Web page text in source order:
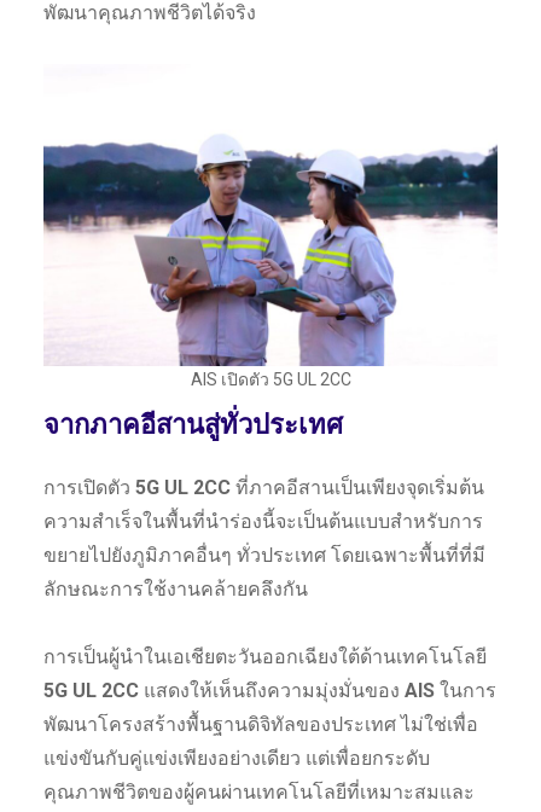
พัฒนาคุณภาพชีวิตได้จริง
AIS เปิดตัว 5G UL 2CC
จากภาคอีสานสู่ทั่วประเทศ
การเปิดตัว 5G UL 2CCที่ภาคอีสานเป็นเพียงจุดเริ่มต้น
ความสำเร็จในพื้นที่นำร่องนี้จะเป็นต้นแบบสำหรับการ
ขยายไปยังภูมิภาคอื่นๆ ทั่วประเทศ โดยเฉพาะพื้นที่ที่มี
ลักษณะการใช้งานคล้ายคลึงกัน
การเป็นผู้นำในเอเชียตะวันออกเฉียงใต้ด้านเทคโนโลยี
5G UL 2CCแสดงให้เห็นถึงความมุ่งมั่นของ AISในการ
พัฒนาโครงสร้างพื้นฐานดิจิทัลของประเทศ ไม่ใช่เพื่อ
แข่งขันกับคู่แข่งเพียงอย่างเดียว แต่เพื่อยกระดับ
คุณภาพชีวิตของผู้คนผ่านเทคโนโลยีที่เหมาะสมและ